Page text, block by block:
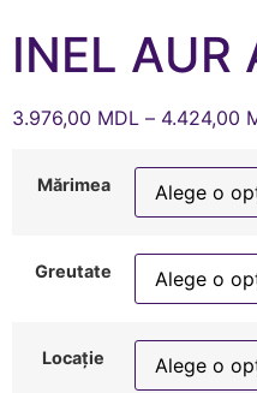
INEL AUR
3.976,00 MDL – 4.424,00
Mărimea
Greutate
Locație